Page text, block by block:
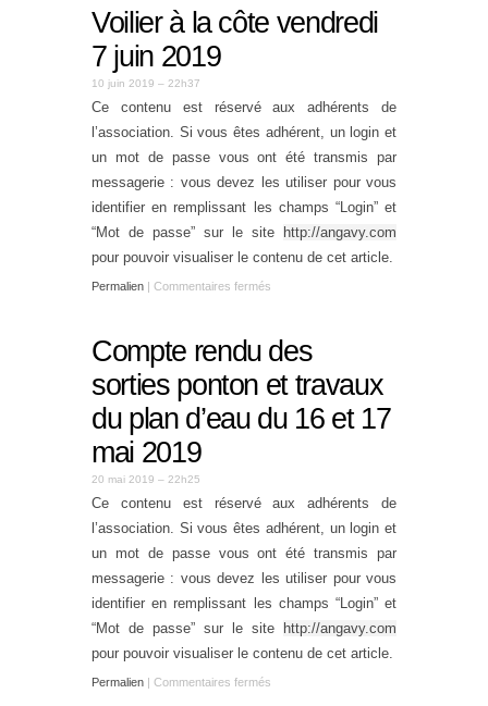
Voilier à la côte vendredi
7 juin 2019
10 juin 2019 – 22h37
Ce contenu est réservé aux adhérents de
l’association. Si vous êtes adhérent, un login et
un mot de passe vous ont été transmis par
messagerie : vous devez les utiliser pour vous
identifier en remplissant les champs “Login” et
“Mot de passe” sur le site
http://angavy.com
pour pouvoir visualiser le contenu de cet article.
Permalien | Commentaires fermés
Compte rendu des
sorties ponton et travaux
du plan d’eau du 16 et 17
mai 2019
20 mai 2019 – 22h25
Ce contenu est réservé aux adhérents de
l’association. Si vous êtes adhérent, un login et
un mot de passe vous ont été transmis par
messagerie : vous devez les utiliser pour vous
identifier en remplissant les champs “Login” et
“Mot de passe” sur le site
http://angavy.com
pour pouvoir visualiser le contenu de cet article.
Permalien | Commentaires fermés